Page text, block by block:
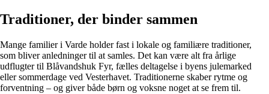
Traditioner, der binder sammen
Mange familier i Varde holder fast i lokale og familiære traditioner,
som bliver anledninger til at samles. Det kan være alt fra årlige
udflugter til Blåvandshuk Fyr, fælles deltagelse i byens julemarked
eller sommerdage ved Vesterhavet. Traditionerne skaber rytme og
forventning – og giver både børn og voksne noget at se frem til.